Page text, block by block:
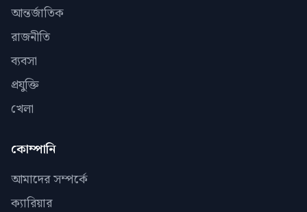
আন্তর্জাতিক
রাজনীতি
ব্যবসা
প্রযুক্তি
খেলা
কোম্পানি
আমাদের সম্পর্কে
ক্যারিয়ার